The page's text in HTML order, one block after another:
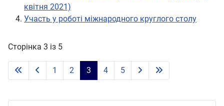
квітня 2021)
Участь у роботі міжнародного круглого столу
Сторінка 3 із 5
1 2 3 4 5